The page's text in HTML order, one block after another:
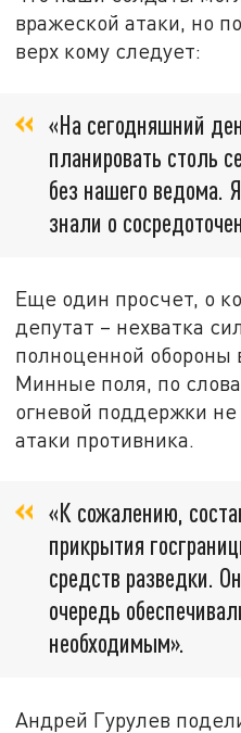
вражеской атаки, но
верх кому следует:
«На сегодняшний
планировать столь
без нашего ведома.
знали о
Еще один просчет, о
депутат – нехватка
полноценной обороны
Минные поля, по
огневой поддержки
атаки противника.
«К сожалению,
прикрытия
средств разведки.
очередь
необходимым».
Андрей Гурулев